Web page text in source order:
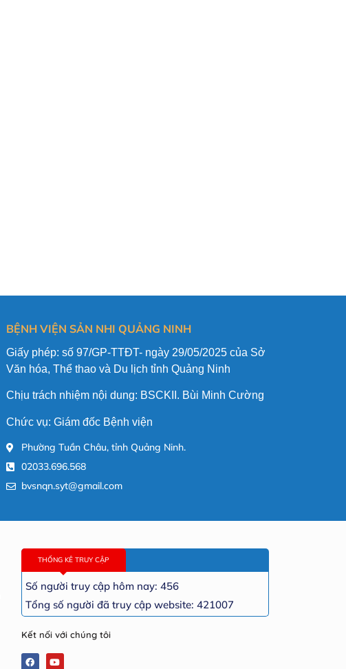
BỆNH VIỆN SẢN NHI QUẢNG NINH
Giấy phép: số 97/GP-TTĐT- ngày 29/05/2025 của Sở
Văn hóa, Thể thao và Du lịch tỉnh Quảng Ninh
Chịu trách nhiệm nội dung: BSCKII. Bùi Minh Cường
Chức vụ: Giám đốc Bệnh viện
Phường Tuần Châu, tỉnh Quảng Ninh.
02033.696.568
bvsnqn.syt@gmail.com
THỐNG KÊ TRUY CẬP
Số người truy cập hôm nay: 456
Tổng số người đã truy cập website: 421007
Kết nối với chúng tôi